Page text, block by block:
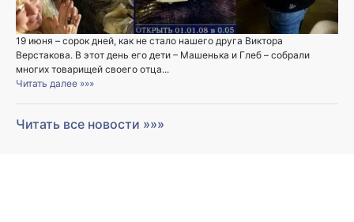
19 июня – сорок дней, как не стало нашего друга Виктора
Верстакова. В этот день его дети – Машенька и Глеб – собрали
многих товарищей своего отца...
Читать далее »»»
Читать все новости »»»